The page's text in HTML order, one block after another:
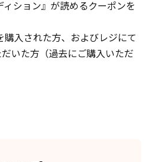
ション』が読めるクーポンを
入された方、およびレジにて
いた方（過去にご購入いただ